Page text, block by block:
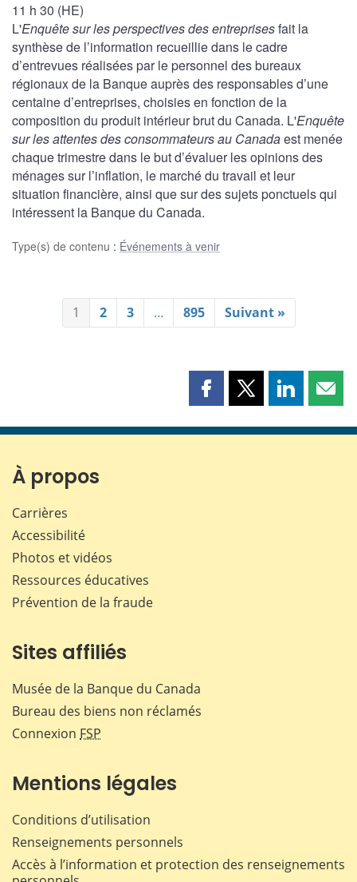
11 h 30 (HE)
L'Enquête sur les perspectives des entreprisesfait la
synthèse de l’information recueillie dans le cadre
d’entrevues réalisées par le personnel des bureaux
régionaux de la Banque auprès des responsables d’une
centaine d’entreprises, choisies en fonction de la
composition du produit intérieur brut du Canada. L'Enquête
sur les attentes des consommateurs au Canadaest menée
chaque trimestre dans le but d’évaluer les opinions des
ménages sur l’inflation, le marché du travail et leur
situation financière, ainsi que sur des sujets ponctuels qui
intéressent la Banque du Canada.
Type(s) de contenu : Événements à venir
1 2 3 … 895 Suivant »
Partager
page
Partager
page
Partager
page page
À propos
Carrières
Accessibilité
Photos et vidéos
Ressources éducatives
Prévention de la fraude
Sites affiliés
Musée de la Banque du Canada
Bureau des biens non réclamés
Connexion FSP
Mentions légales
Conditions d’utilisation
Renseignements personnels
Accès à l’information et protection des renseignements